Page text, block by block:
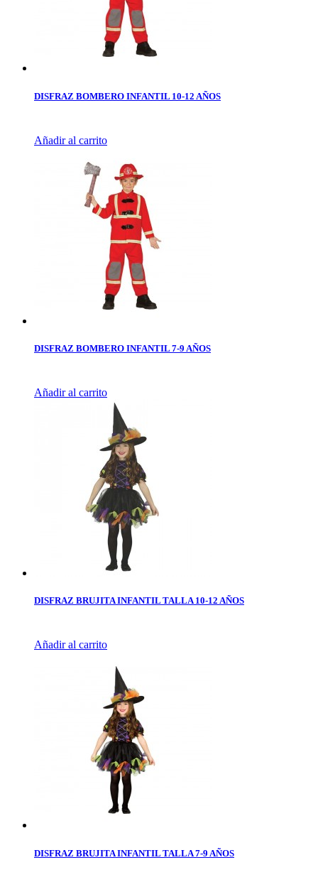
DISFRAZ BOMBERO INFANTIL 10-12 AÑOS
Añadir al carrito
DISFRAZ BOMBERO INFANTIL 7-9 AÑOS
Añadir al carrito
DISFRAZ BRUJITA INFANTIL TALLA 10-12 AÑOS
Añadir al carrito
DISFRAZ BRUJITA INFANTIL TALLA 7-9 AÑOS